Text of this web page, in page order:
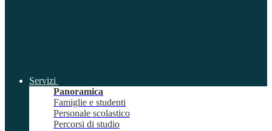
Servizi
Panoramica
Famiglie e studenti
Personale scolastico
Percorsi di studio